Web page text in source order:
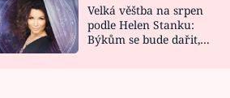
NOVINKY
VIDEORECEPTY
Velká věštba na srpen
podle Helen Stanku:
Býkům se bude dařit,